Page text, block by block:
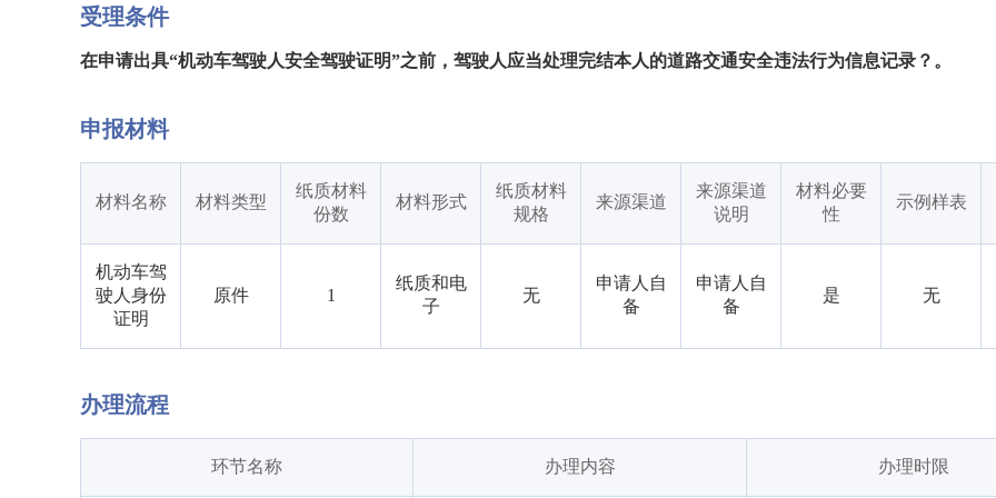
受理条件
在申请出具“机动车驾驶人安全驾驶证明”之前，驾驶人应当处理完结本人的道路交通安全违法行为信息记录？。
申报材料
材料名称 材料类型
纸质材料
份数
材料形式
纸质材料
规格
来源渠道
来源渠道
说明
材料必要
性
示例样表
机动车驾
驶人身份
证明
原件 1
纸质和电
子
无
申请人自
备
申请人自
备
是 无
办理流程
环节名称 办理内容 办理时限